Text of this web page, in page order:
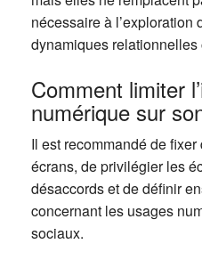
nécessaire à l’exploration
dynamiques relationnelles
Comment limiter
numérique sur
Il est recommandé de
écrans, de privilégier les
désaccords et de définir
concernant les usages
sociaux.